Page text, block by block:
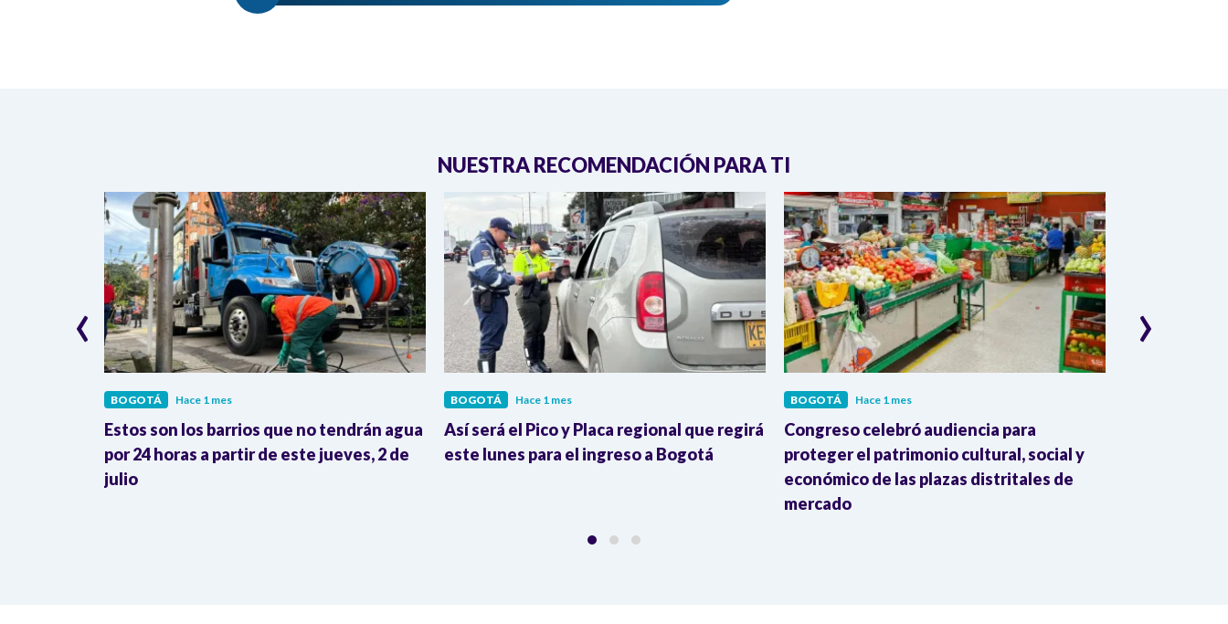
NUESTRA RECOMENDACIÓN PARA TI
BOGOTÁ Hace 1 mes
Estos son los barrios que no tendrán agua
por 24 horas a partir de este jueves, 2 de
julio
BOGOTÁ Hace 1 mes
Así será el Pico y Placa regional que regirá
este lunes para el ingreso a Bogotá
BOGOTÁ Hace 1 mes
Congreso celebró audiencia para
proteger el patrimonio cultural, social y
económico de las plazas distritales de
mercado
‹ ›